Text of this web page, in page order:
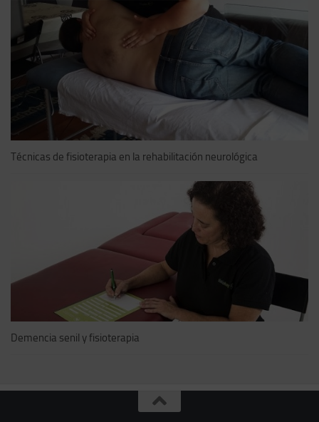
Técnicas de fisioterapia en la rehabilitación neurológica
Demencia senil y fisioterapia